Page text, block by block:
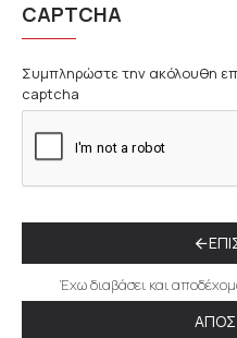
CAPTCHA
Συμπληρώστε την ακόλουθη
captcha
Έχω διαβάσει και